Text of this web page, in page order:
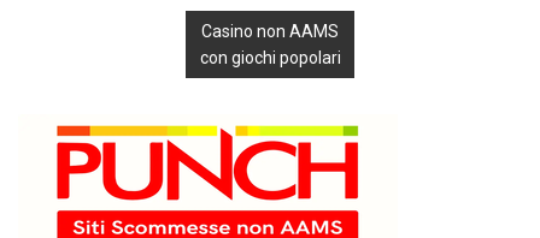
Casino non AAMS
con giochi popolari